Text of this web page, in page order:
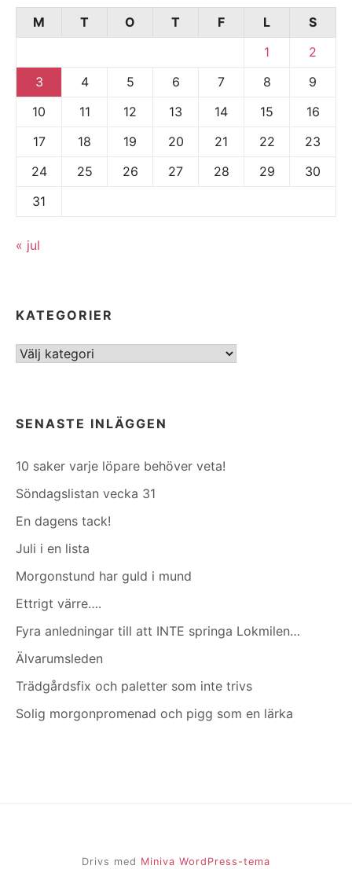
M
T O T F L
S
1
2
3
4 5 6 7 8
9
10
11 12 13 14 15
16
17
18 19 20 21 22
23
24
25 26 27 28 29
30
31
« jul
KATEGORIER
Kategorier
SENASTE INLÄGGEN
10 saker varje löpare behöver veta!
Söndagslistan vecka 31
En dagens tack!
Juli i en lista
Morgonstund har guld i mund
Ettrigt värre….
Fyra anledningar till att INTE springa Lokmilen…
Älvarumsleden
Trädgårdsfix och paletter som inte trivs
Solig morgonpromenad och pigg som en lärka
Drivs med Miniva WordPress-tema